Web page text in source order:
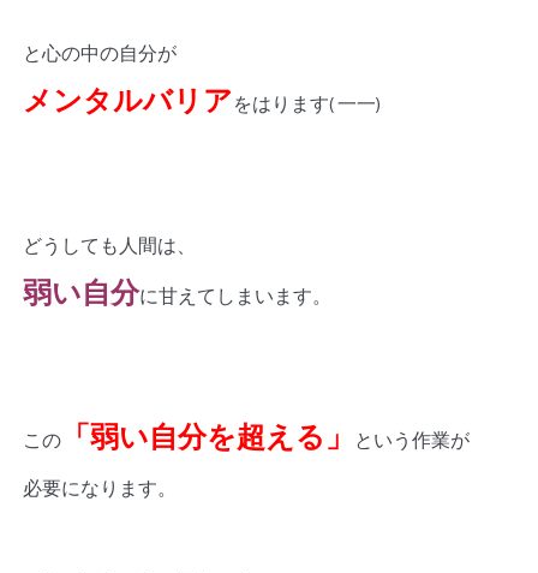
と心の中の自分が
メンタルバリアをはります( 一一)
どうしても人間は、
弱い自分に甘えてしまいます。
この「弱い自分を超える」 という作業が
必要になります。